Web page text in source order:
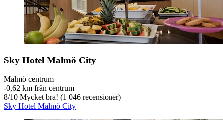
Sky Hotel Malmö City
Malmö centrum
‐0,62 km från centrum
8/10 Mycket bra! (1 046 recensioner)
Sky Hotel Malmö City